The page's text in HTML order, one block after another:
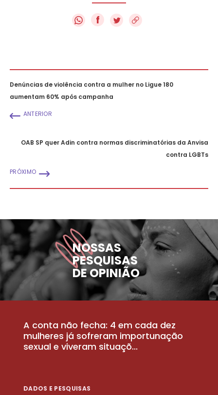
f
Denúncias de violência contra a mulher no Ligue 180
aumentam 60% após campanha
ANTERIOR
OAB SP quer Adin contra normas discriminatórias da Anvisa
contra LGBTs
PRÓXIMO
NOSSAS
PESQUISAS
DE OPINIÃO
A conta não fecha: 4 em cada dez
mulheres já sofreram importunação
sexual e viveram situaçõ...
DADOS E PESQUISAS